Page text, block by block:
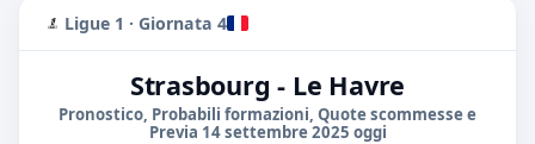
Ligue 1 · Giornata 4
Strasbourg - Le Havre
Pronostico, Probabili formazioni, Quote scommesse e
Previa 14 settembre 2025 oggi